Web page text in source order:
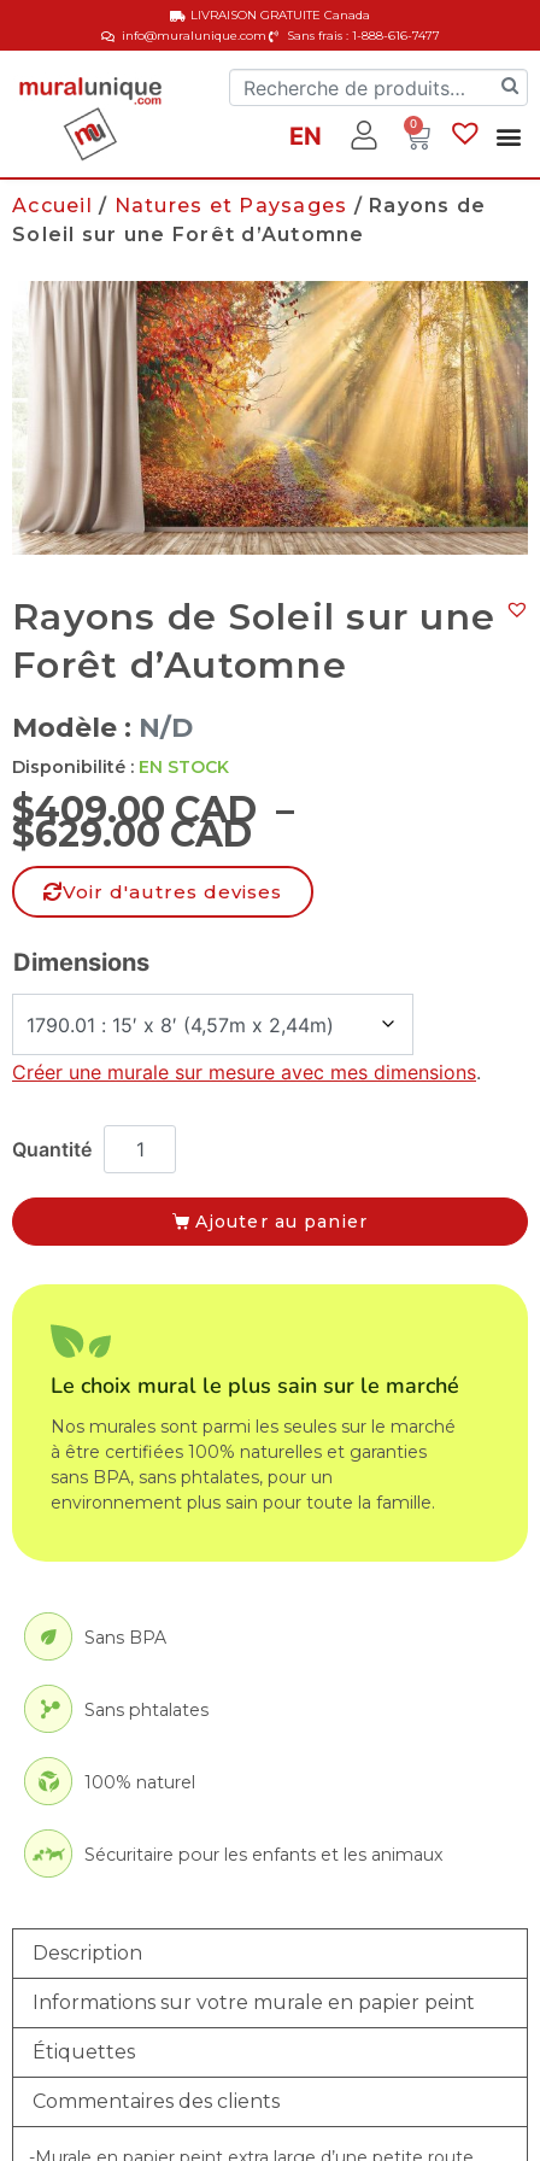
info@muralunique.com Sans frais : 1-888-616-7477
LIVRAISON GRATUITECanada
EN 0
Accueil / Natures et Paysages / Rayons de
Soleil sur une Forêt d’Automne
Rayons de Soleil sur une
Forêt d’Automne
Modèle : N/D
Disponibilité : EN STOCK
$409.00 CAD –
$629.00 CAD
Voir d'autres devises
Dimensions
Créer une murale sur mesure avec mes dimensions.
Ajouter au panier
Le choix mural le plus sain sur le marché
Nos murales sont parmi les seules sur le marché
à être certifiées 100% naturelles et garanties
sans BPA, sans phtalates, pour un
environnement plus sain pour toute la famille.
Sans BPA
Sans phtalates
100% naturel
Sécuritaire pour les enfants et les animaux
Description
Informations sur votre murale en papier peint
Étiquettes
Commentaires des clients